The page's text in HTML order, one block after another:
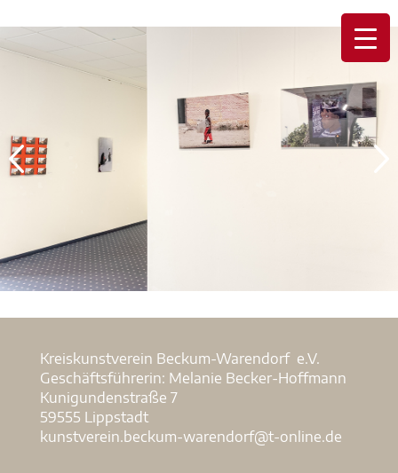
Kreiskunstverein Beckum-Warendorf e.V.
Geschäftsführerin: Melanie Becker-Hoffmann
Kunigundenstraße 7
59555 Lippstadt
kunstverein.beckum-warendorf@t-online.de